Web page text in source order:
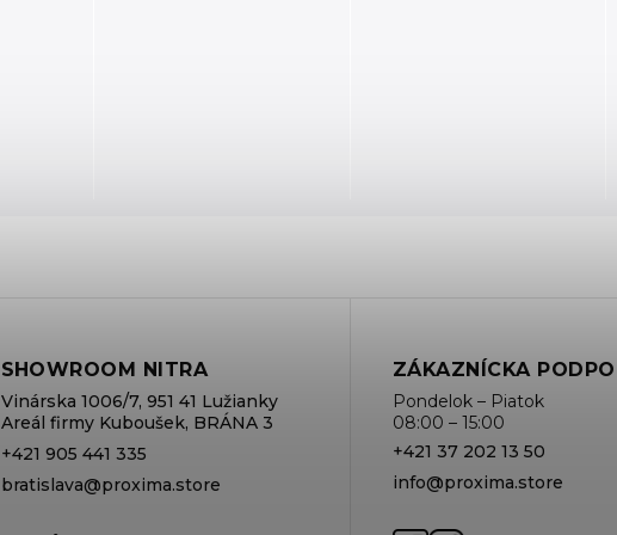
SHOWROOM NITRA
Vinárska 1006/7, 951 41 Lužianky
Areál firmy Kuboušek, BRÁNA 3
+421 905 441 335
bratislava@proxima.store
ZÁKAZNÍCKA
Pondelok – Piatok
08:00 – 15:00
+421 37 202 13 50
info@proxima.store